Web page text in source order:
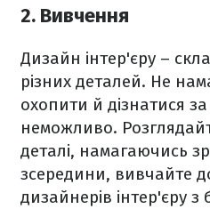
2. Вивчення
Дизайн інтер'єру –
різних деталей. Не
охопити й дізнатися
неможливо.
деталі, намагаючись
зсередини, вивчайте
дизайнерів інтер'єру з